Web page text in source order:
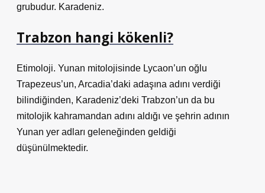
grubudur. Karadeniz.
Trabzon hangi kökenli?
Etimoloji. Yunan mitolojisinde Lycaon’un oğlu
Trapezeus’un, Arcadia’daki adaşına adını verdiği
bilindiğinden, Karadeniz’deki Trabzon’un da bu
mitolojik kahramandan adını aldığı ve şehrin adının
Yunan yer adları geleneğinden geldiği
düşünülmektedir.